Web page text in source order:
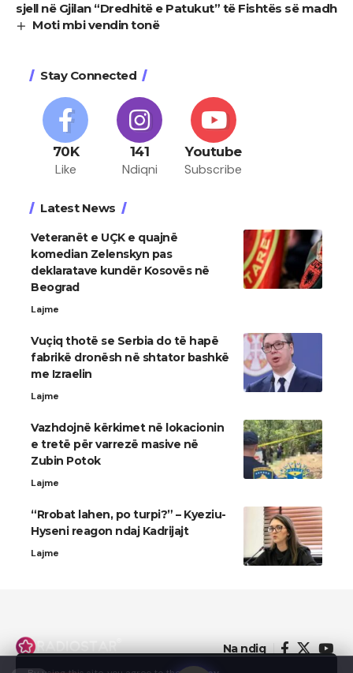
sjell në Gjilan “Dredhitë e Patukut” të Fishtës së madh
Moti mbi vendin tonë
Stay Connected
70K
Like
141
Ndiqni
Youtube
Subscribe
Latest News
Veteranët e UÇK e quajnë
komedian Zelenskyn pas
deklaratave kundër Kosovës në
Beograd
Lajme
Vuçiq thotë se Serbia do të hapë
fabrikë dronësh në shtator bashkë
me Izraelin
Lajme
Vazhdojnë kërkimet në lokacionin
e tretë për varrezë masive në
Zubin Potok
Lajme
“Rrobat lahen, po turpi?” – Kyeziu-
Hyseni reagon ndaj Kadrijajt
Lajme
Na ndiq